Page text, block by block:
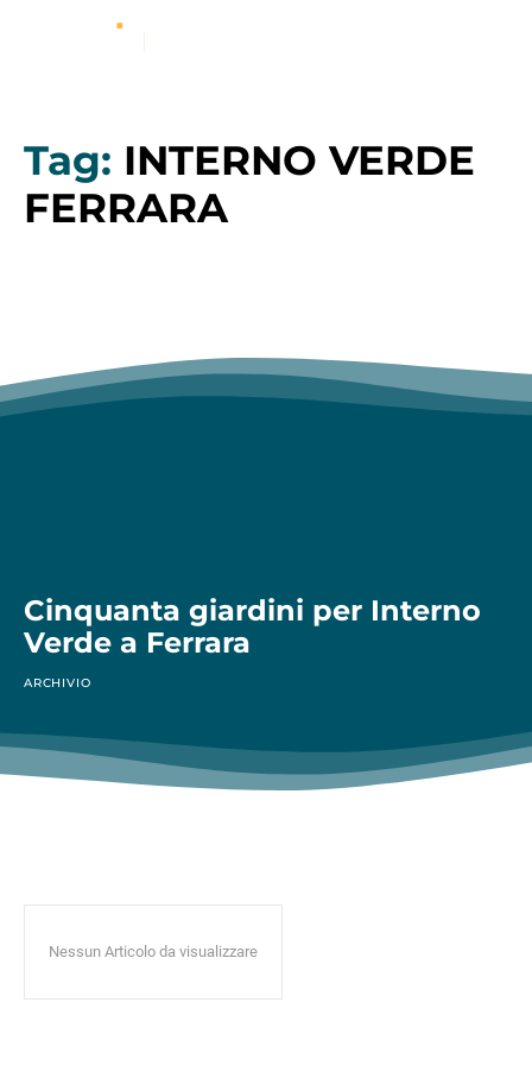
Tag: INTERNO VERDE
FERRARA
Cinquanta giardini per Interno
Verde a Ferrara
ARCHIVIO
Nessun Articolo da visualizzare